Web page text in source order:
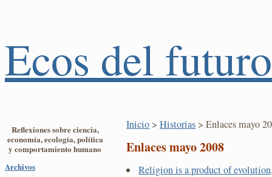
Ecos del futuro
Reflexiones sobre ciencia,
economía, ecología, política
y comportamiento humano
Archivos
Inicio > Historias > Enlaces mayo
Enlaces mayo 2008
Religion is a product of